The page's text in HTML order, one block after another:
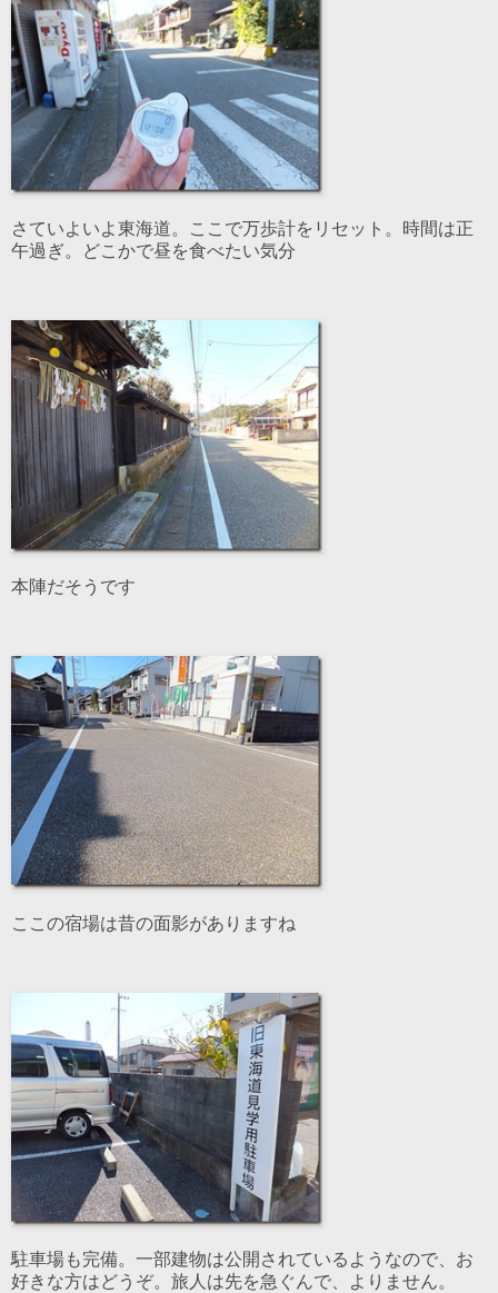
さていよいよ東海道。ここで万歩計をリセット。時間は正
午過ぎ。どこかで昼を食べたい気分
本陣だそうです
ここの宿場は昔の面影がありますね
駐車場も完備。一部建物は公開されているようなので、お
好きな方はどうぞ。旅人は先を急ぐんで、よりません。